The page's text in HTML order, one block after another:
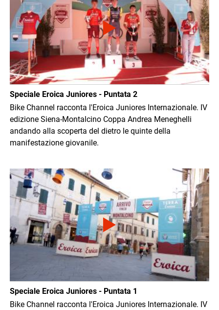
Speciale Eroica Juniores - Puntata 2
Bike Channel racconta l'Eroica Juniores Internazionale. IV
edizione Siena-Montalcino Coppa Andrea Meneghelli
andando alla scoperta del dietro le quinte della
manifestazione giovanile.
Immagine
Speciale Eroica Juniores - Puntata 1
Bike Channel racconta l'Eroica Juniores Internazionale. IV